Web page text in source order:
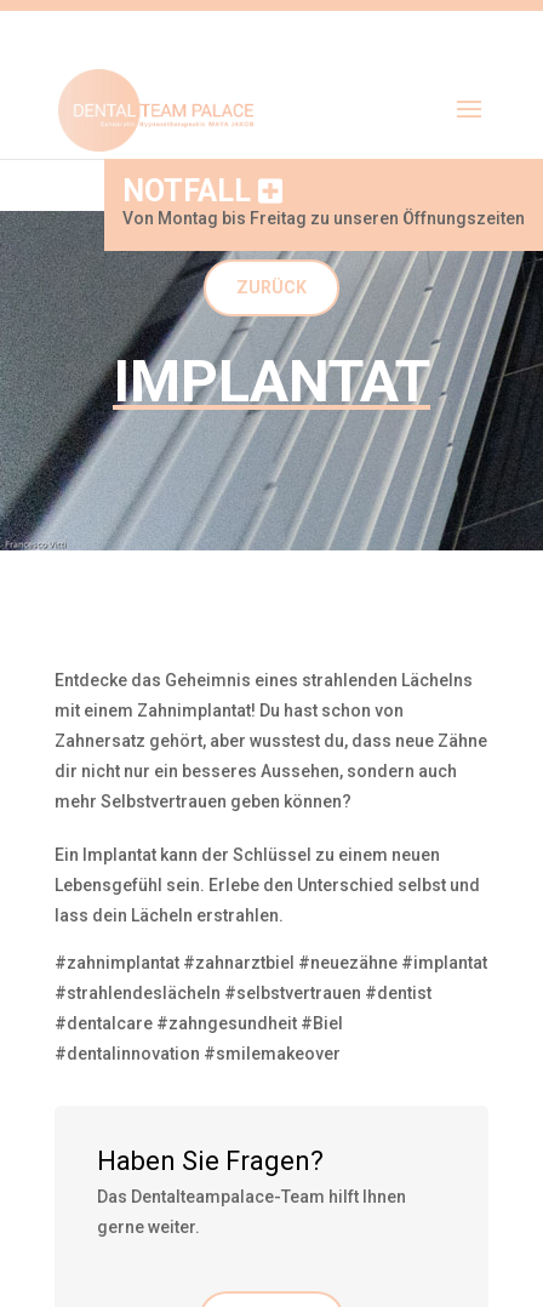
NOTFALL
Von Montag bis Freitag zu unseren Öffnungszeiten
ZURÜCK
IMPLANTAT
Entdecke das Geheimnis eines strahlenden Lächelns
mit einem Zahnimplantat! Du hast schon von
Zahnersatz gehört, aber wusstest du, dass neue Zähne
dir nicht nur ein besseres Aussehen, sondern auch
mehr Selbstvertrauen geben können?
Ein Implantat kann der Schlüssel zu einem neuen
Lebensgefühl sein. Erlebe den Unterschied selbst und
lass dein Lächeln erstrahlen.
#zahnimplantat #zahnarztbiel #neuezähne #implantat
#strahlendeslächeln #selbstvertrauen #dentist
#dentalcare #zahngesundheit #Biel
#dentalinnovation #smilemakeover
Haben Sie Fragen?
Das Dentalteampalace-Team hilft Ihnen
gerne weiter.